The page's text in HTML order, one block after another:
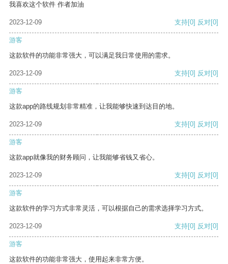
我喜欢这个软件 作者加油
2023-12-09 支持[0] 反对[0]
游客
这款软件的功能非常强大，可以满足我日常使用的需求。
2023-12-09 支持[0] 反对[0]
游客
这款app的路线规划非常精准，让我能够快速到达目的地。
2023-12-09 支持[0] 反对[0]
游客
这款app就像我的财务顾问，让我能够省钱又省心。
2023-12-09 支持[0] 反对[0]
游客
这款软件的学习方式非常灵活，可以根据自己的需求选择学习方式。
2023-12-09 支持[0] 反对[0]
游客
这款软件的功能非常强大，使用起来非常方便。